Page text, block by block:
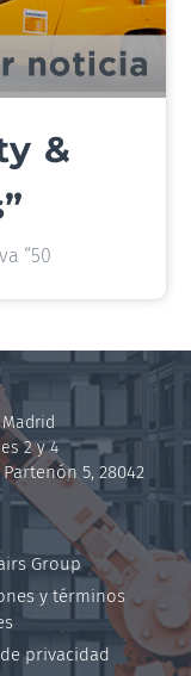
&
“50
2 y 4
5, 28042
Group
y términos
privacidad